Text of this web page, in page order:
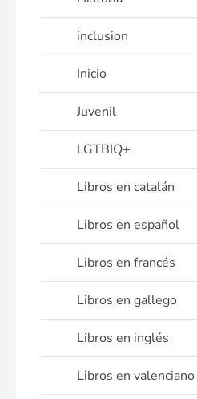
inclusion
Inicio
Juvenil
LGTBIQ+
Libros en catalán
Libros en español
Libros en francés
Libros en gallego
Libros en inglés
Libros en valenciano